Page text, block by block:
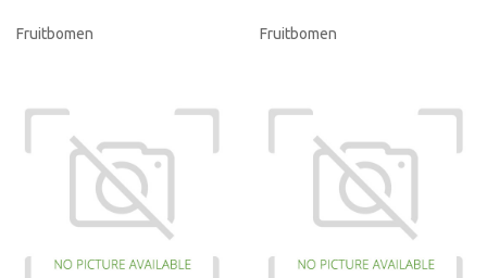
Fruitbomen Fruitbomen